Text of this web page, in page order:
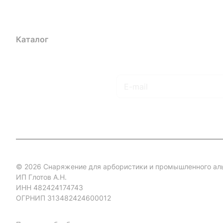
Каталог
© 2026 Снаряжение для арбористики и промышленного
ИП Глотов А.Н.
ИНН 482424174743
ОГРНИП 313482424600012